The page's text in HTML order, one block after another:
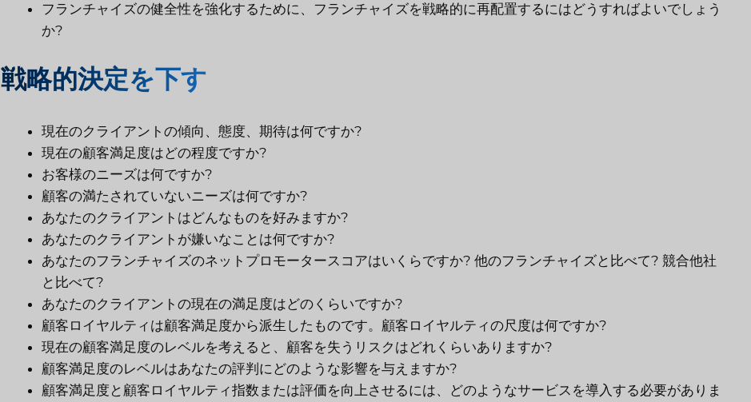
フランチャイズの健全性を強化するために、フランチャイズを戦略的に再配置するにはどうすればよいでしょう
か?
戦略的決定を下す
現在のクライアントの傾向、態度、期待は何ですか?
現在の顧客満足度はどの程度ですか?
お客様のニーズは何ですか?
顧客の満たされていないニーズは何ですか?
あなたのクライアントはどんなものを好みますか?
あなたのクライアントが嫌いなことは何ですか?
あなたのフランチャイズのネットプロモータースコアはいくらですか? 他のフランチャイズと比べて? 競合他社
と比べて?
あなたのクライアントの現在の満足度はどのくらいですか?
顧客ロイヤルティは顧客満足度から派生したものです。顧客ロイヤルティの尺度は何ですか?
現在の顧客満足度のレベルを考えると、顧客を失うリスクはどれくらいありますか?
顧客満足度のレベルはあなたの評判にどのような影響を与えますか?
顧客満足度と顧客ロイヤルティ指数または評価を向上させるには、どのようなサービスを導入する必要がありま